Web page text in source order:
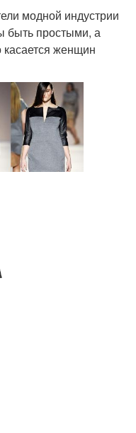
модной индустрии
быть простыми, а
женщин